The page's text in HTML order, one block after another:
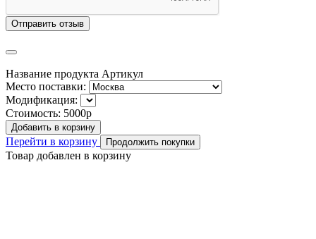
Отправить отзыв
Название продукта Артикул
Место поставки:
Модификация:
Стоимость: 5000р
Добавить в корзину
Перейти в корзину Продолжить покупки
Товар добавлен в корзину